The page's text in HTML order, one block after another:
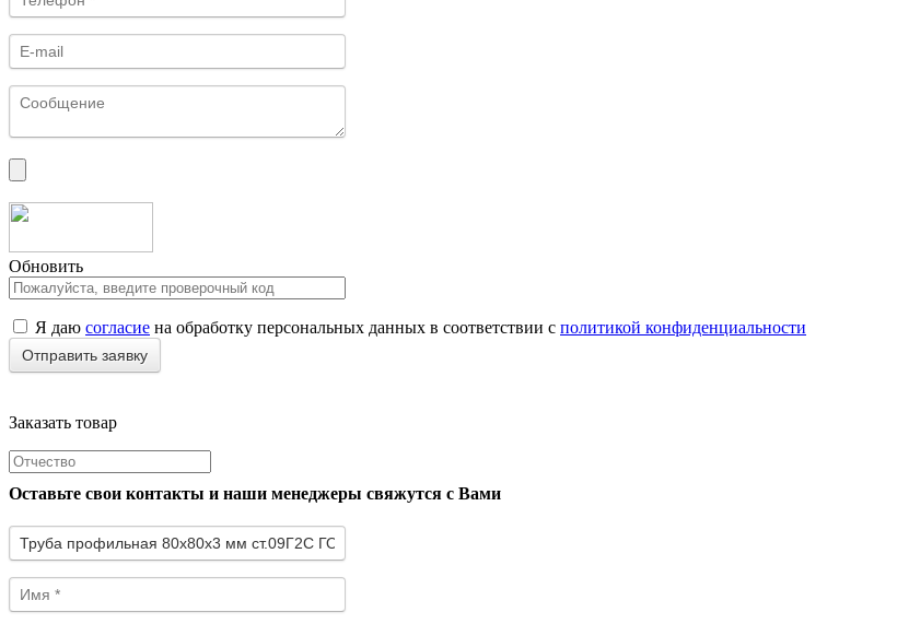
Обновить
Я даю согласие на обработку персональных данных в соответствии с политикой конфиденциальности
Заказать товар
Оставьте свои контакты и наши менеджеры свяжутся с Вами